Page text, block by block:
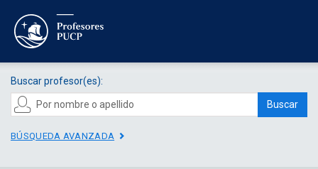
Buscar profesor(es):
Buscar
BÚSQUEDA AVANZADA